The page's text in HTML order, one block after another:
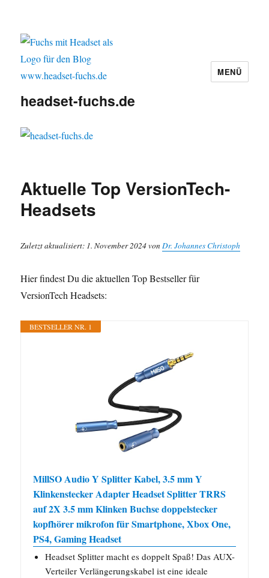
headset-fuchs.de
MENÜ
Aktuelle Top VersionTech-
Headsets
Zuletzt aktualisiert: 1. November 2024 vonDr. Johannes Christoph
Hier findest Du die aktuellen Top Bestseller für
VersionTech Headsets:
BESTSELLER NR. 1
MillSO Audio Y Splitter Kabel, 3.5 mm Y
Klinkenstecker Adapter Headset Splitter TRRS
auf 2X 3.5 mm Klinken Buchse doppelstecker
kopfhörer mikrofon für Smartphone, Xbox One,
PS4, Gaming Headset
Headset Splitter macht es doppelt Spaß! Das AUX-
Verteiler Verlängerungskabel ist eine ideale